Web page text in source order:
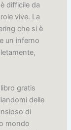
difficile da
vive. La
che si è
un inferno
gratis
delle
di
mondo